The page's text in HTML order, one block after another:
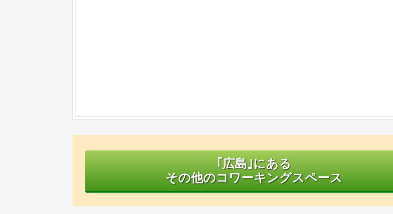
｢広島｣にある
その他のコワーキングスペース